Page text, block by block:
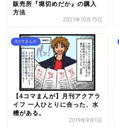
販売所『堀切めだか』の購入
方法
2021年10月15日
4コマまんが
【4コマまんが】月刊アクアラ
イフ 一人ひとりに合った、水
槽がある。
2019年9月1日